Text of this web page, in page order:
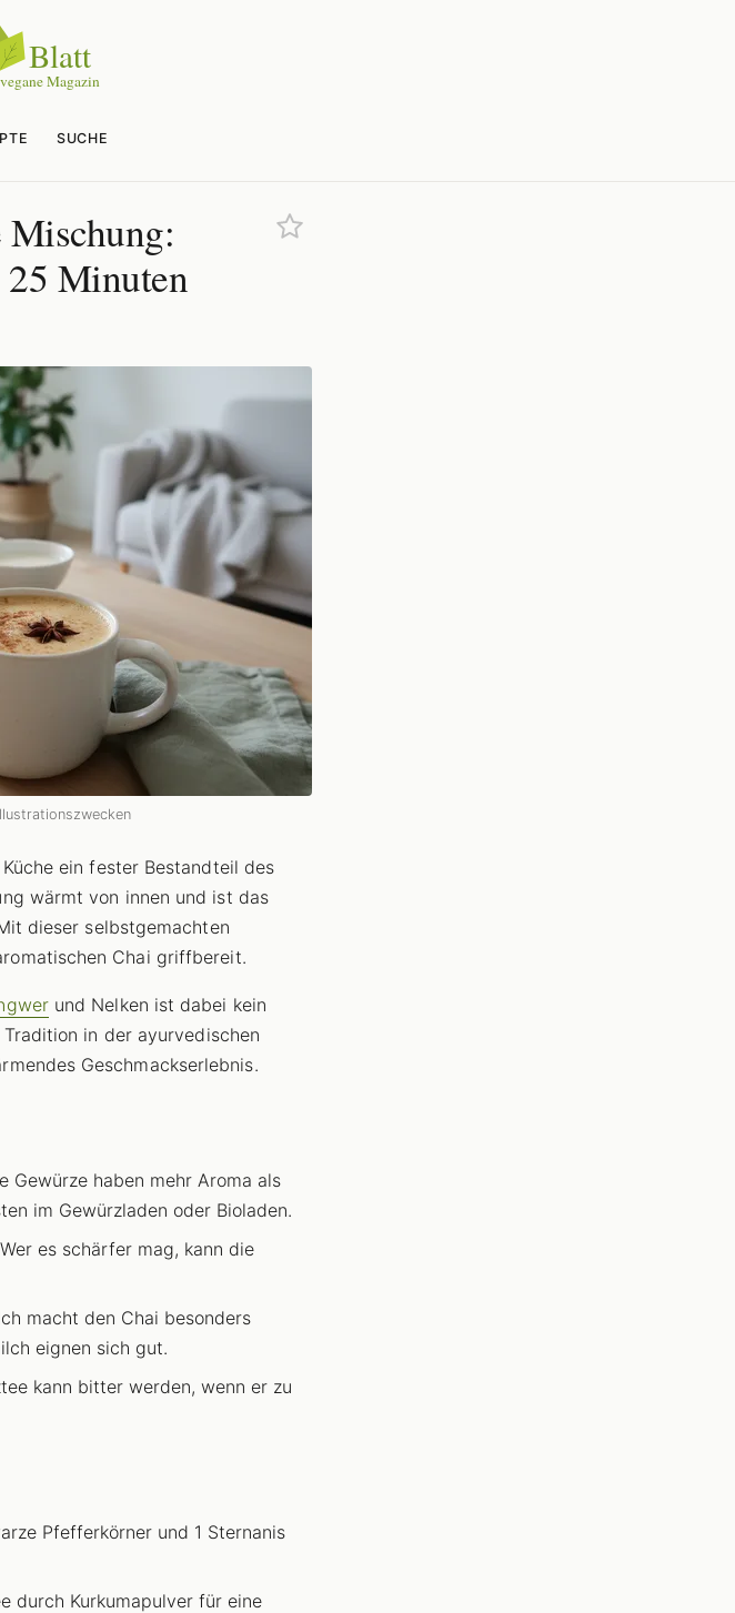
SUCHE
Mischung:
Minuten
ein fester Bestandteil des
wärmt von innen und ist das
dieser selbstgemachten
Chai griffbereit.
und Nelken ist dabei kein
in der ayurvedischen
Geschmackserlebnis.
Gewürze haben mehr Aroma als
im Gewürzladen oder Bioladen.
es schärfer mag, kann die
macht den Chai besonders
eignen sich gut.
kann bitter werden, wenn er zu
Pfefferkörner und 1 Sternanis
durch Kurkumapulver für eine